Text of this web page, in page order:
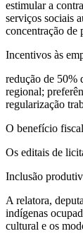
estimular a
serviços sociais
concentração de
Incentivos às
redução de 50%
regional;
regularização
O benefício
Os editais de
Inclusão
A relatora,
indígenas
cultural e os